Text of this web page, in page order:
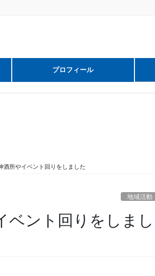
プロフィール
酒所やイベント回りをしました
地域活動
ベント回りをしまし